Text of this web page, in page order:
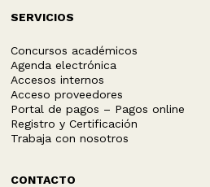
SERVICIOS
Concursos académicos
Agenda electrónica
Accesos internos
Acceso proveedores
Portal de pagos – Pagos online
Registro y Certificación
Trabaja con nosotros
CONTACTO